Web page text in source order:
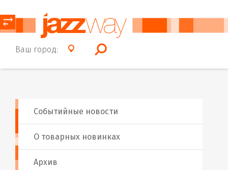
Ваш город:
⥂
Событийные новости
О товарных новинках
Архив